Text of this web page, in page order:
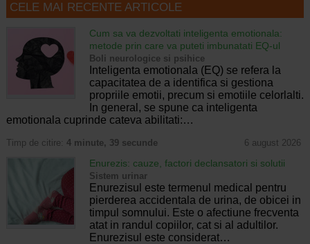
CELE MAI RECENTE ARTICOLE
Cum sa va dezvoltati inteligenta emotionala:
metode prin care va puteti imbunatati EQ-ul
Boli neurologice si psihice
Inteligenta emotionala (EQ) se refera la
capacitatea de a identifica si gestiona
propriile emotii, precum si emotiile celorlalti.
In general, se spune ca inteligenta
emotionala cuprinde cateva abilitati:…
Timp de citire: 4 minute, 39 secunde 6 august 2026
Enurezis: cauze, factori declansatori si solutii
Sistem urinar
Enurezisul este termenul medical pentru
pierderea accidentala de urina, de obicei in
timpul somnului. Este o afectiune frecventa
atat in randul copiilor, cat si al adultilor.
Enurezisul este considerat…